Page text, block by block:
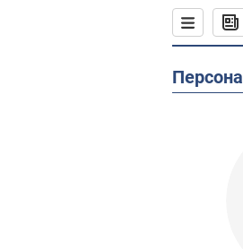
Персона